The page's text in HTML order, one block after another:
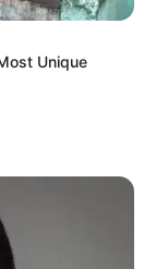
cuidarla no
y
Unique